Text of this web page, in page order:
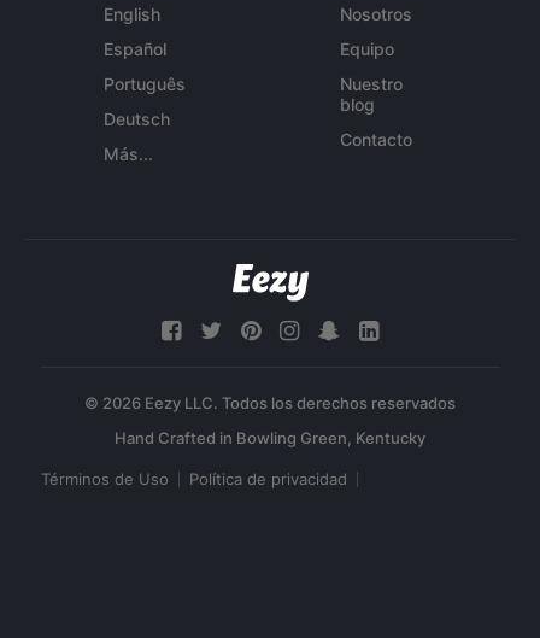
English
Español
Português
Deutsch
Más...
Nosotros
Equipo
Nuestro
blog
Contacto
© 2026 Eezy LLC. Todos los derechos reservados
Términos de Uso Política de privacidad